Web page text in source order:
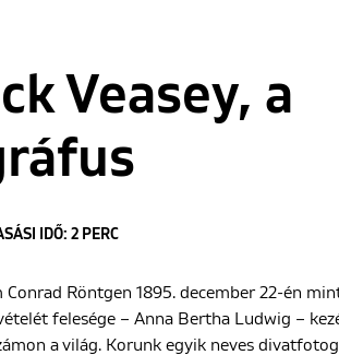
Veasey, a
IDŐ: 2 PERC
Conrad Röntgen 1895. december 22-én
felesége – Anna Bertha Ludwig –
a világ. Korunk egyik neves